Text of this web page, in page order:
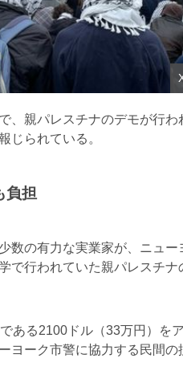
、親パレスチナのデモが行わ
じられている。
負担
数の有力な実業家が、ニュー
で行われていた親パレスチナ
ある2100ドル（33万円）を
ヨーク市警に協力する民間の